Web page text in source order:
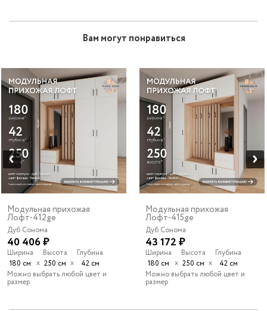
Вам могут понравиться
Модульная прихожая
Лофт-412ge
Дуб Сонома
40 406 ₽
Ширина
180 см х
Высота
250 см х
Глубина
42 см
Можно выбрать любой цвет и
размер
Модульная прихожая
Лофт-415ge
Дуб Сонома
43 172 ₽
Ширина
180 см х
Высота
250 см х
Глубина
42 см
Можно выбрать любой цвет и
размер